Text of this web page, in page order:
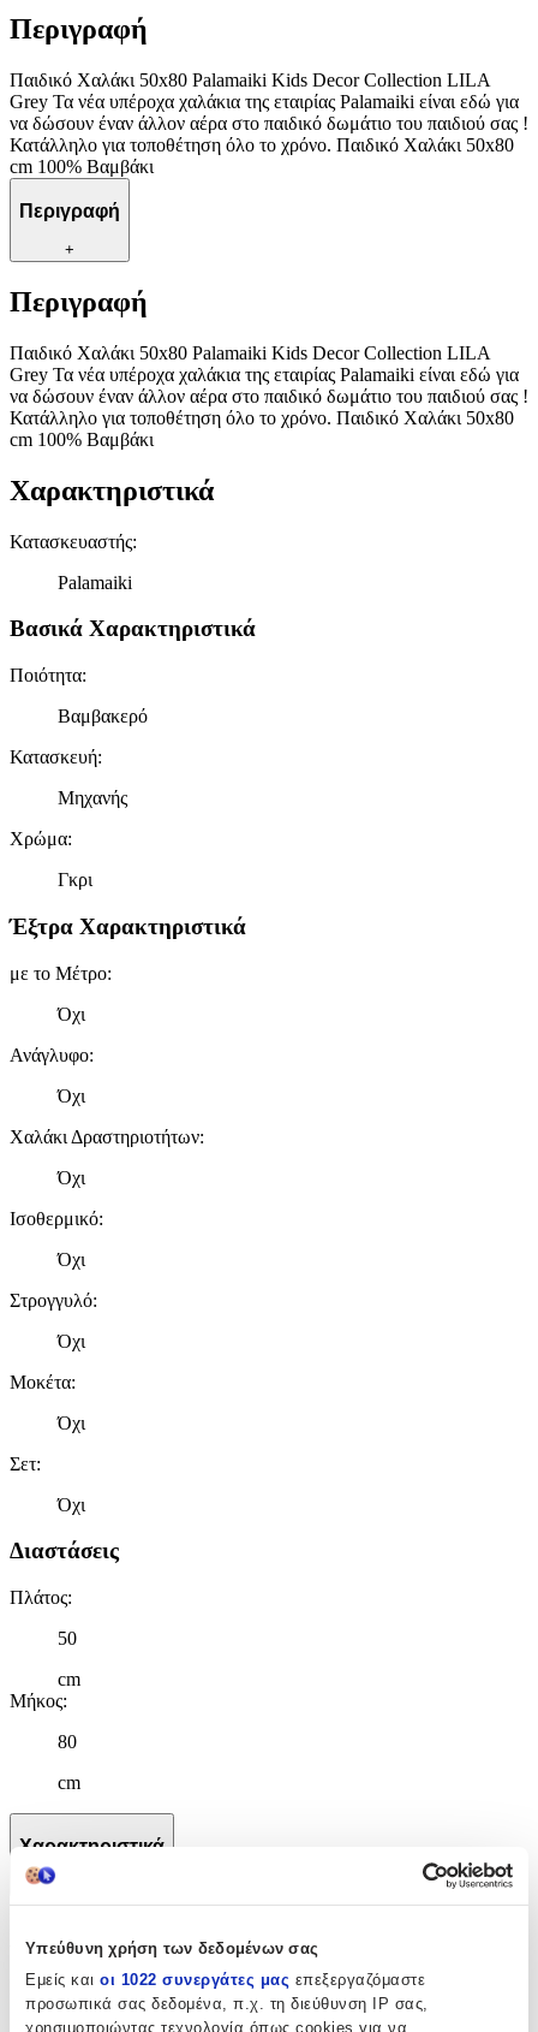
Υπεύθυνη χρήση των δεδομένων σας
Εμείς και οι 1022 συνεργάτες μας επεξεργαζόμαστε
προσωπικά σας δεδομένα, π.χ. τη διεύθυνση IP σας,
χρησιμοποιώντας τεχνολογία όπως cookies για να
Περιγραφή
Παιδικό Χαλάκι 50x80​​ Palamaiki Kids Decor Collection LILA
Grey​ Τα νέα υπέροχα χαλάκια της εταιρίας Palamaiki είναι εδώ για
να δώσουν έναν άλλον αέρα στο παιδικό δωμάτιο του παιδιού σας !
Κατάλληλο για τοποθέτηση όλο το χρόνο. Παιδικό Χαλάκι 50x80​
cm 100% Βαμβάκι
Περιγραφή
+
Περιγραφή
Παιδικό Χαλάκι 50x80​​ Palamaiki Kids Decor Collection LILA
Grey​ Τα νέα υπέροχα χαλάκια της εταιρίας Palamaiki είναι εδώ για
να δώσουν έναν άλλον αέρα στο παιδικό δωμάτιο του παιδιού σας !
Κατάλληλο για τοποθέτηση όλο το χρόνο. Παιδικό Χαλάκι 50x80​
cm 100% Βαμβάκι
Χαρακτηριστικά
Κατασκευαστής:
Palamaiki
Βασικά Χαρακτηριστικά
Ποιότητα:
Βαμβακερό
Κατασκευή:
Μηχανής
Χρώμα:
Γκρι
Έξτρα Χαρακτηριστικά
με το Μέτρο:
Όχι
Ανάγλυφο:
Όχι
Χαλάκι Δραστηριοτήτων:
Όχι
Ισοθερμικό:
Όχι
Στρογγυλό:
Όχι
Μοκέτα:
Όχι
Σετ:
Όχι
Διαστάσεις
Πλάτος:
50
cm
Μήκος:
80
cm
Χαρακτηριστικά
Χαρακτηριστικά
Κατασκευαστής: